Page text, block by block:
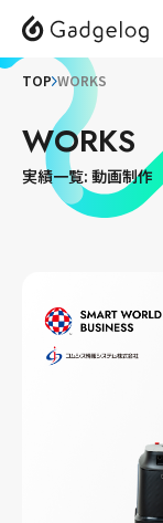
TOP WORKS
WORKS
実績一覧: 動画制作